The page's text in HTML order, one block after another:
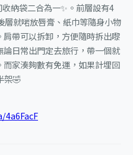
納袋二合為一✨。前層設有4
就啱放唇膏、紙巾等隨身小物
帶可以拆卸，方便隨時拆出嚟
日常出門定去旅行，帶一個就
家湊夠數有免運，如果計埋回
架🤣